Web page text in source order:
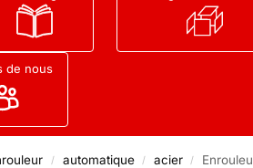
de nous
/ automatique / acier /